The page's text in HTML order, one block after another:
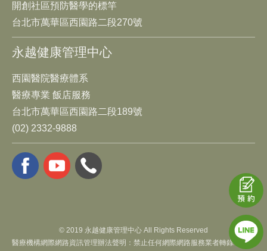
開創社區預防醫學的標竿
台北市萬華區西園路二段270號
永越健康管理中心
西園醫院醫療體系
醫療專業 飯店服務
台北市萬華區西園路二段189號
(02) 2332-9888
© 2019 永越健康管理中心 All Rights Reserved
醫療機構網際網路資訊管理辦法聲明：禁止任何網際網路服務業者轉錄本網路